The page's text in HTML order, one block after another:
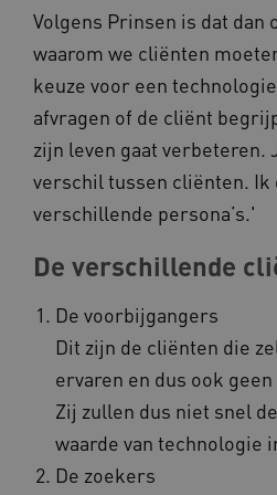
Volgens Prinsen is dat dan
waarom we cliënten
keuze voor een
afvragen of de cliënt
zijn leven gaat verbeteren.
verschil tussen cliënten. Ik
verschillende persona’s.'
De verschillende
De voorbijgangers
Dit zijn de cliënten die
ervaren en dus ook
Zij zullen dus niet snel
waarde van technologie
De zoekers